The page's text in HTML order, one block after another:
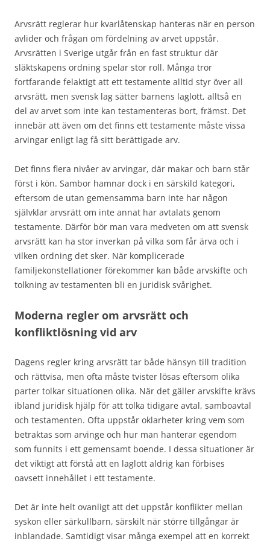
Arvsrätt reglerar hur kvarlåtenskap hanteras när en person
avlider och frågan om fördelning av arvet uppstår.
Arvsrätten i Sverige utgår från en fast struktur där
släktskapens ordning spelar stor roll. Många tror
fortfarande felaktigt att ett testamente alltid styr över all
arvsrätt, men svensk lag sätter barnens laglott, alltså en
del av arvet som inte kan testamenteras bort, främst. Det
innebär att även om det finns ett testamente måste vissa
arvingar enligt lag få sitt berättigade arv.
Det finns flera nivåer av arvingar, där makar och barn står
först i kön. Sambor hamnar dock i en särskild kategori,
eftersom de utan gemensamma barn inte har någon
självklar arvsrätt om inte annat har avtalats genom
testamente. Därför bör man vara medveten om att svensk
arvsrätt kan ha stor inverkan på vilka som får ärva och i
vilken ordning det sker. När komplicerade
familjekonstellationer förekommer kan både arvskifte och
tolkning av testamenten bli en juridisk svårighet.
Moderna regler om arvsrätt och
konfliktlösning vid arv
Dagens regler kring arvsrätt tar både hänsyn till tradition
och rättvisa, men ofta måste tvister lösas eftersom olika
parter tolkar situationen olika. När det gäller arvskifte krävs
ibland juridisk hjälp för att tolka tidigare avtal, samboavtal
och testamenten. Ofta uppstår oklarheter kring vem som
betraktas som arvinge och hur man hanterar egendom
som funnits i ett gemensamt boende. I dessa situationer är
det viktigt att förstå att en laglott aldrig kan förbises
oavsett innehållet i ett testamente.
Det är inte helt ovanligt att det uppstår konflikter mellan
syskon eller särkullbarn, särskilt när större tillgångar är
inblandade. Samtidigt visar många exempel att en korrekt